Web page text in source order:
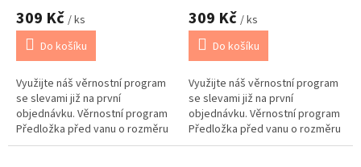
309 Kč / ks
Do košíku
Využijte náš věrnostní program
se slevami již na první
objednávku. Věrnostní program
Předložka před vanu o rozměru
60x100cm. Možno barevně
309 Kč / ks
Do košíku
Využijte náš věrnostní program
se slevami již na první
objednávku. Věrnostní program
Předložka před vanu o rozměru
60x100cm. Možno barevně